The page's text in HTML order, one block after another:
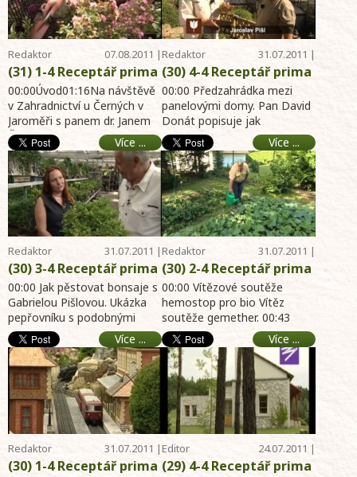
magazín 7.8.2011 -
zahrada, dům, byt,
chalupa
Redaktor
Telereceptáře
07.08.2011 |
14:18
(31) 1-4 Receptář prima
nápadů online -
Zahradnictví u Černých
Jaroměř a petunie -
Půdo pokryvné růže -
Výsledky soutěže -
Hybridní osivo petúnií -
Český horský pes -
internet archiv hobby
magazín 7.8.2011 -
zahrada, dům, byt, chal
00:00Úvod01:16Na návštěvě
v Zahradnictví u Černých v
Jaroměři s panem dr. Janem
Černým, historie firmy trvá již
150 let. Je ...
Více ...
Redaktor
Telereceptáře
31.07.2011 |
17:31
(30) 4-4 Receptář prima
nápadů online –
Předzahrádka mezi
panelovými domy –
Ještě o pěstování
bonsají – Nová soutěž –
Příště uvidíte - internet
archiv hobby magazín
31.7.2011 - zahrada,
dům, byt, chalupa
00:00 Předzahrádka mezi
panelovými domy. Pan David
Donát popisuje jak
předzahrádky navrhl a
vytvořil. 45:07 Jan na
pěstování ...
Více ...
Redaktor
Telereceptáře
31.07.2011 |
17:31
(30) 3-4 Receptář prima
nápadů online –
Pepřovník – Fíkovník –
Pískoviště pro děti –
Kuchařka – Jak na
úpravu bonsaje -
internet archiv hobby
magazín 31.7.2011 -
zahrada, dům, byt,
chalupa
00:00 Jak pěstovat bonsaje s
Gabrielou Pišlovou. Ukázka
pepřovníku s podobnými
účinky jako žen-šen. 01:20
Pěstování fíkov ...
Více ...
Redaktor
Telereceptáře
31.07.2011 |
17:30
(30) 2-4 Receptář prima
nápadů online –
Vítězové soutěže
hemostop a
gemetherm – O
rozmarýně – Štěrk v
japonské zahradě –
Ochrana rostlin proti
plísni - internet archiv
hobby magazín
31.7.2011 - zahrada,
dům, byt, chalupa
00:00 Vítězové soutěže
hemostop pro bio Vítěz
soutěže gemether. 00:43
Rozmarína lékařská (
rosmarinus officinalis ) s
pane ...
Více ...
Redaktor
Telereceptáře
31.07.2011 |
17:29
(30) 1-4 Receptář prima
Editor
Telereceptáře
24.07.2011 |
11:46
(29) 4-4 Receptář prima